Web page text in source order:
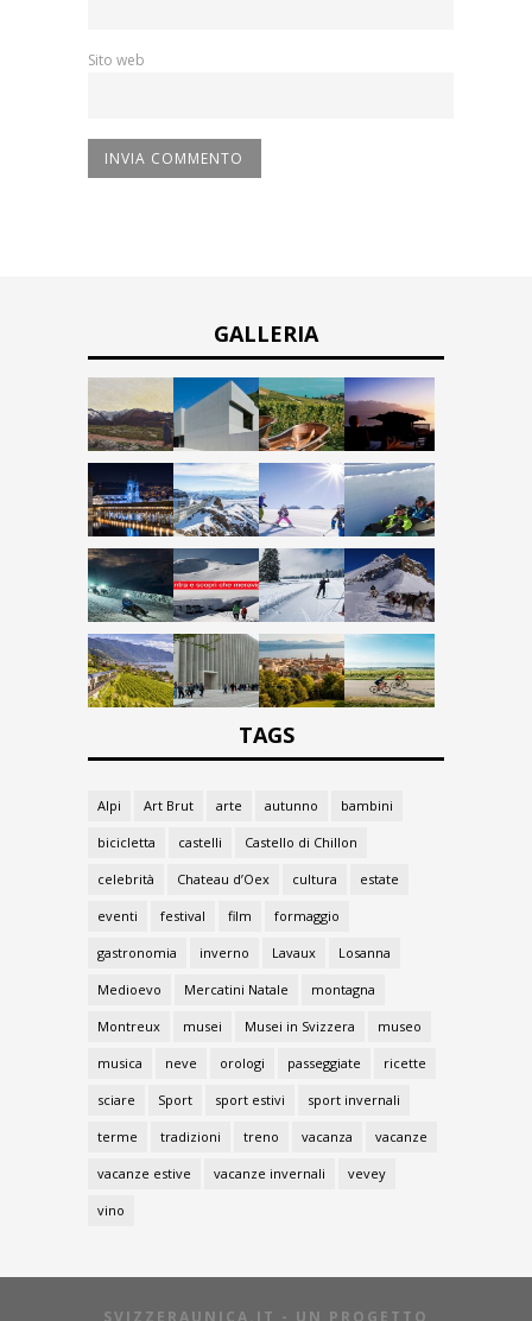
Sito web
GALLERIA
TAGS
Alpi Art Brut arte autunno bambini
bicicletta castelli Castello di Chillon
celebrità Chateau d’Oex cultura estate
eventi festival film formaggio
gastronomia inverno Lavaux Losanna
Medioevo Mercatini Natale montagna
Montreux musei Musei in Svizzera museo
musica neve orologi passeggiate ricette
sciare Sport sport estivi sport invernali
terme tradizioni treno vacanza vacanze
vacanze estive vacanze invernali vevey
vino
SVIZZERAUNICA.IT - UN PROGETTO